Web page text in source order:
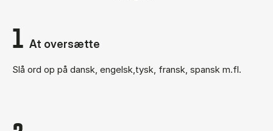
1 At oversætte
Slå ord op på dansk, engelsk,tysk, fransk, spansk m.fl.